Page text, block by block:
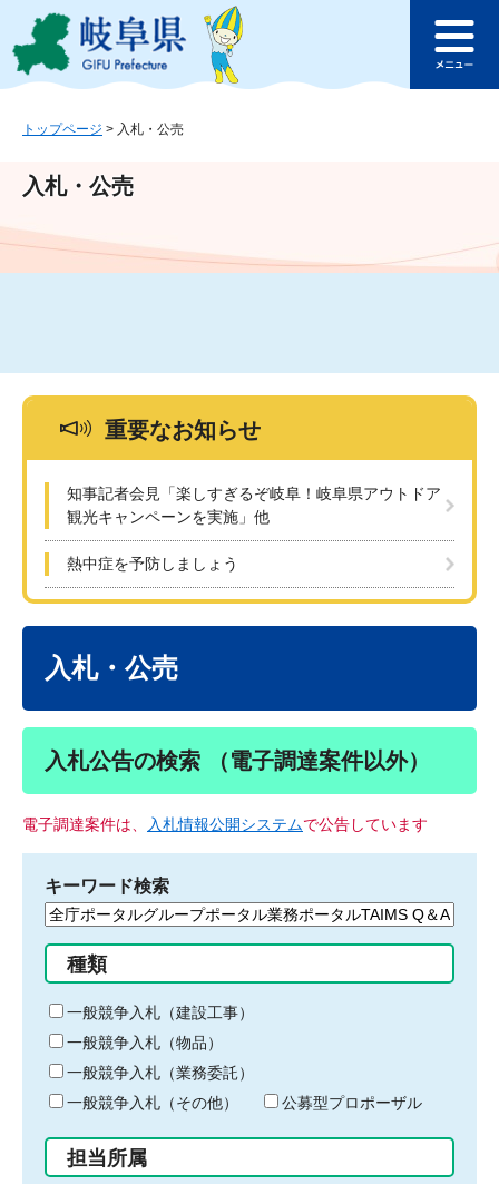
ジ
ュ
文
このページの本文へ
ュ
トップページ > 入札・公売
入札・公売
重要なお知らせ
知事記者会見「楽しすぎるぞ岐阜！岐阜県アウトドア
観光キャンペーンを実施」他
熱中症を予防しましょう
入札・公売
入札公告の検索 （電子調達案件以外）
電子調達案件は、 入札情報公開システムで公告しています
キーワード検索
検
る
キ
ー
ワ
ー
ド
入
力
種類
一般競争入札（建設工事）
一般競争入札（物品）
一般競争入札（業務委託）
一般競争入札（その他）
公募型プロポーザル
担当所属